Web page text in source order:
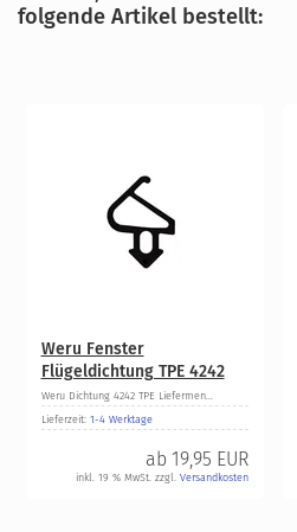
folgende Artikel bestellt:
Weru Fenster
Flügeldichtung TPE 4242
Weru Dichtung 4242 TPE Liefermen...
Lieferzeit: 1-4 Werktage
ab 19,95 EUR
inkl. 19 % MwSt. zzgl. Versandkosten